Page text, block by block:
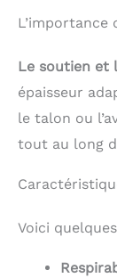
L’importance
Le soutien et
épaisseur
le talon ou
tout au long
Voici